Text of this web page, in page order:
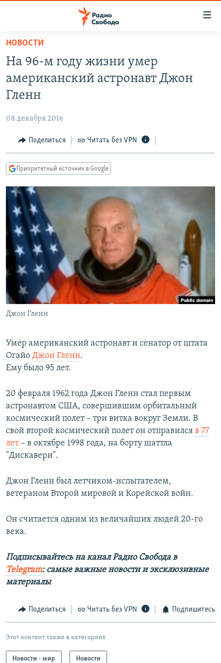
упрощенного
доступа
основному
Вернутся
Вернутся
поиску
АВТОРСКИЕ ПРОЕКТЫ
МНЕНИЯ
КУЛЬТУРА
КАВКАЗ.РЕАЛИИ
СЕВЕР.РЕАЛИИ
СИБИРЬ.РЕАЛИИ
РАСПИСАНИЕ ВЕЩАНИЯ
ПОДПИШИТЕСЬ НА РАССЫЛКУ
СОЦИАЛЬНЫЕ СЕТИ
Все сайты РСЕ/РС
НОВОСТИ
На 96-м году жизни умер
американский астронавт Джон
Гленн
08 декабря 2016
Поделиться Читать без VPN
Приоритетный источник в Google
Джон Гленн
Умер американский астронавт и сенатор от штата
Огайо Джон Гленн.
Ему было 95 лет.
20 февраля 1962 года Джон Гленн стал первым
астронавтом США, совершившим орбитальный
космический полет – три витка вокруг Земли. В
свой второй космический полет он отправился в 77
лет – в октябре 1998 года, на борту шаттла
"Дискавери".
Джон Гленн был летчиком-испытателем,
ветераном Второй мировой и Корейской войн.
Он считается одним из величайших людей 20-го
века.
Подписывайтесь на канал Радио Свобода в
Telegram: самые важные новости и эксклюзивные
материалы
Поделиться Читать без VPN Подпишитесь
Этот контент также в категориях
Новости - мир Новости